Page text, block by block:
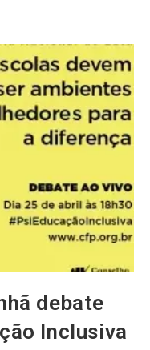
debate
Inclusiva